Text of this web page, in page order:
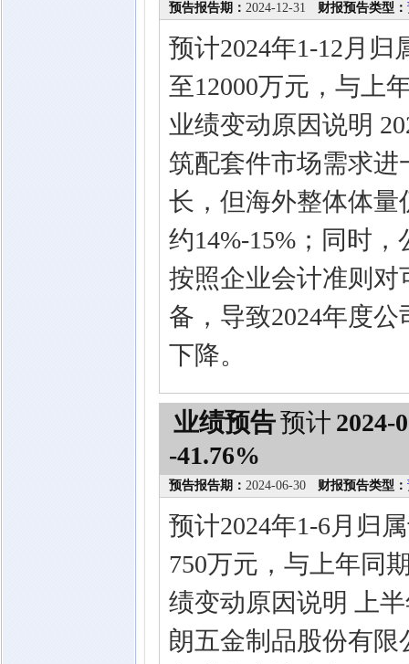
预告报告期： 2024-12-31 财报预告类型：
预计2024年1-12月
至12000万元，与上
业绩变动原因说明
筑配套件市场需求
长，但海外整体体量
约14%-15%；同时
按照企业会计准则
备，导致2024年度
下降。
业绩预告预计 2024-
-41.76%
预告报告期： 2024-06-30 财报预告类型：
预计2024年1-6月归
750万元，与上年同
绩变动原因说明 上
朗五金制品股份有限